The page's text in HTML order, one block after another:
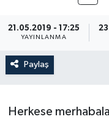
21.05.2019 - 17:25
YAYINLANMA
Paylaş
HerkeseAkhisar Emlak
Röportaj